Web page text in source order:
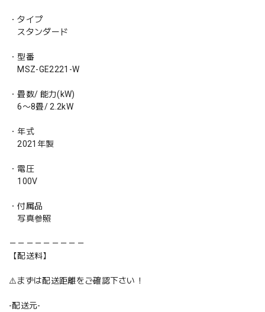
・タイプ
スタンダード
・型番
MSZ-GE2221-W
・畳数/ 能力(kW)
6〜8畳/ 2.2kW
・年式
2021年製
・電圧
100V
・付属品
写真参照
－－－－－－－－－
【配送料】
⚠️まずは配送距離をご確認下さい！
-配送元-